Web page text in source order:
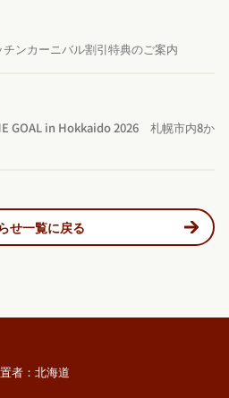
ンカーニバル割引特典のご案内
GOAL in Hokkaido 2026 札幌市内8か
せ一覧に戻る
者：北海道